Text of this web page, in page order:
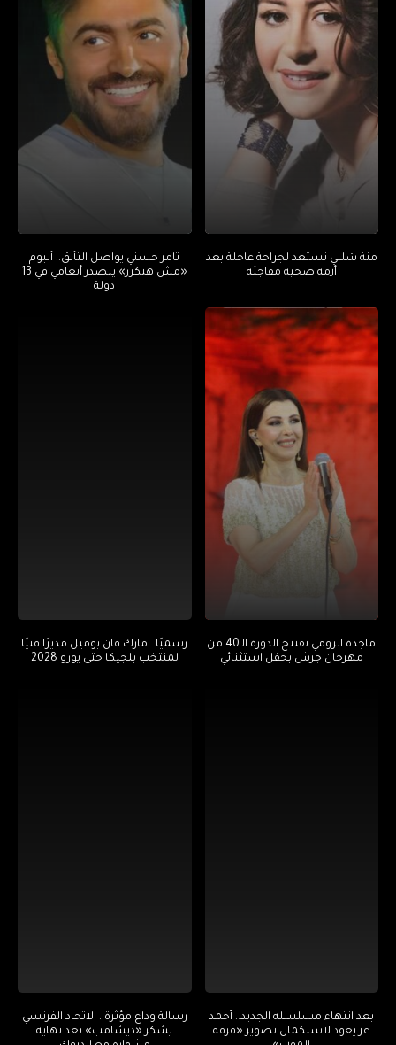
منة شلبي تستعد لجراحة عاجلة بعد
أزمة صحية مفاجئة
تامر حسني يواصل التألق.. ألبوم
«مش هتكرر» يتصدر أنغامي في 13
دولة
ماجدة الرومي تفتتح الدورة الـ40 من
مهرجان جرش بحفل استثنائي
رسميًا.. مارك فان بوميل مديرًا فنيًا
لمنتخب بلجيكا حتى يورو 2028
بعد انتهاء مسلسله الجديد.. أحمد
عز يعود لاستكمال تصوير «فرقة
رسالة وداع مؤثرة.. الاتحاد الفرنسي
يشكر «ديشامب» بعد نهاية